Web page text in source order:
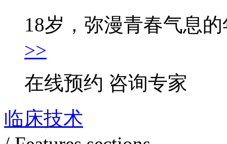
18岁，弥漫青春气息
>>
在线预约 咨询专家
临床技术